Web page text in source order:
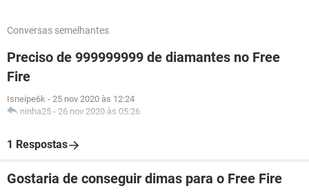
Conversas semelhantes
Preciso de 999999999 de diamantes no Free
Fire
Isneipe6k - 25 nov 2020 às 12:24
ninha25 - 26 nov 2020 às 05:26
1 Respostas
Gostaria de conseguir dimas para o Free Fire